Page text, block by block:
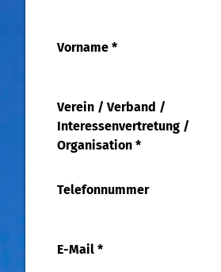
Vorname *
Verein / Verband /
Interessenvertretung /
Organisation *
Telefonnummer
E-Mail *